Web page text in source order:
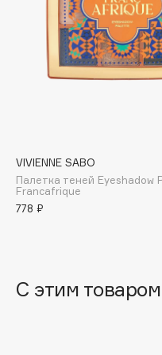
Batiste
Beauty Bomb
Beauty Pati
Beverly Hills Polo Club
VIVIENNE SABO
Палетка теней Eyeshadow
Francafrique
778 ₽
С этим